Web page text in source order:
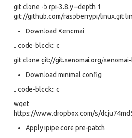
git clone -b rpi-3.8.y –depth 1
git://github.com/raspberrypi/linux.git
Download Xenomai
.. code-block:: c
git clone git://git.xenomai.org/
Download minimal config
.. code-block:: c
wget
https://www.dropbox.com/s/
Apply ipipe core pre-patch